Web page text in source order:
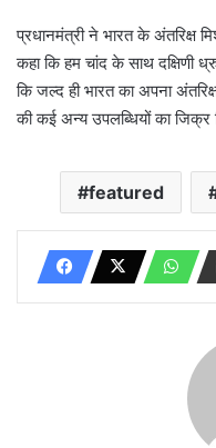
प्रधानमंत्री ने भारत के अंतरिक्ष
कहा कि हम चांद के साथ दक्षिणी
कि जल्द ही भारत का अपना
की कई अन्य उपलब्धियों का जिक्र
featured